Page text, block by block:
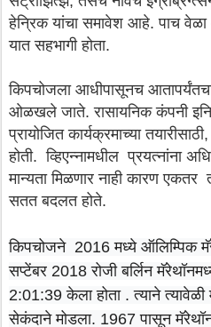
हेन्रिक यांचा समावेश आहे. पाच वेळा
यात सहभागी होता.
किपचोजला आधीपासूनच
ओळखले जाते. रासायनिक कंपनी
प्रायोजित कार्यक्रमाच्या
होती. व्हिएन्नामधील प्रयत्नांना
मान्यता मिळणार नाही कारण एकतर
सतत बदलत होते.
किपचोजने  2016 मध्ये ऑलिम्पिक
सप्टेंबर 2018 रोजी बर्लिन
2:01:39 केला होता . त्याने त्यावेळी
सेकंदाने मोडला. 1967 पासून